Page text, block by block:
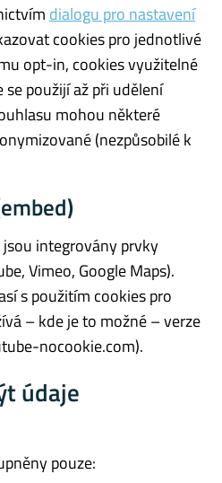
dialogu pro nastavení
cookies pro jednotlivé
opt-in, cookies využitelné
použijí až při udělení
mohou některé
(nezpůsobilé k
integrovány prvky
Vimeo, Google Maps).
s použitím cookies pro
– kde je to možné – verze
nocookie.com).
údaje
pouze: